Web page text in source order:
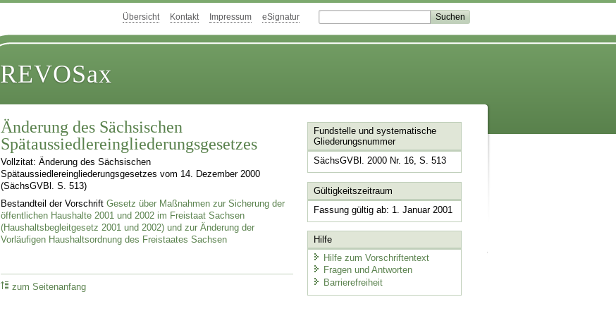
Übersicht Kontakt Impressum eSignatur
REVOSax
Änderung des Sächsischen
Spätaussiedlereingliederungsgesetzes
Vollzitat: Änderung des Sächsischen
Spätaussiedlereingliederungsgesetzes vom 14. Dezember 2000
(SächsGVBl. S. 513)
Bestandteil der VorschriftGesetz über Maßnahmen zur Sicherung der
öffentlichen Haushalte 2001 und 2002 im Freistaat Sachsen
(Haushaltsbegleitgesetz 2001 und 2002) und zur Änderung der
Vorläufigen Haushaltsordnung des Freistaates Sachsen
zum Seitenanfang
Fundstelle und systematische
Gliederungsnummer
SächsGVBl. 2000 Nr. 16, S. 513
Gültigkeitszeitraum
Fassung gültig ab: 1. Januar 2001
Hilfe
Hilfe zum Vorschriftentext
Fragen und Antworten
Barrierefreiheit